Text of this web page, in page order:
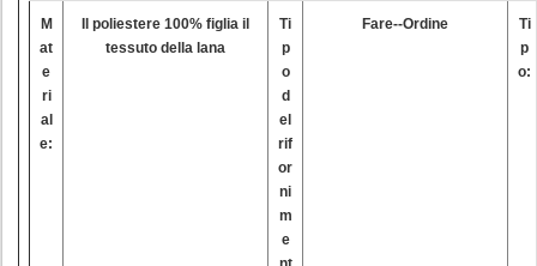
M
at
e
ri
al
e:
Il poliestere 100% figlia il
tessuto della lana
Ti
p
o
d
el
rif
or
ni
m
e
Fare--Ordine
Ti
p
o: